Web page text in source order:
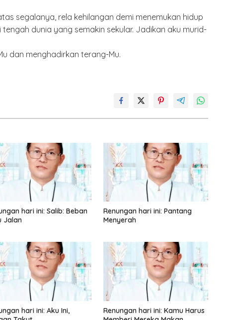
segalanya, rela kehilangan demi menemukan hidup
dunia yang semakin sekular. Jadikan aku murid-
dan menghadirkan terang-Mu.
hari ini: Salib: Beban
Jalan
Renungan hari ini: Pantang
Menyerah
hari ini: Aku Ini,
Renungan hari ini: Kamu Harus